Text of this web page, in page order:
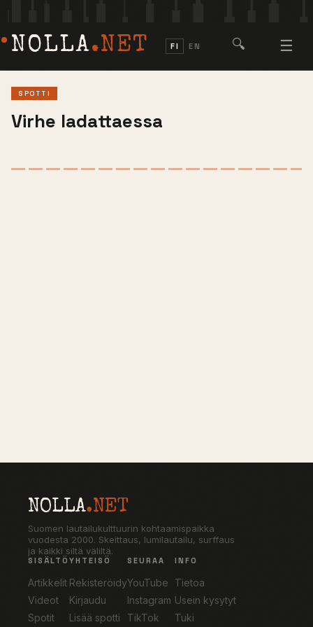
NOLLA.NET FI EN 🔍 ☰
SPOTTI
Virhe ladattaessa
NOLLA.NET
Suomen lautailukulttuurin kohtaamispaikka
vuodesta 2000. Skeittaus, lumilautailu, surffaus
ja kaikki siltä väliltä.
SISÄLTÖ
Artikkelit
Videot
Spotit
YHTEISÖ
Rekisteröidy
Kirjaudu
Lisää spotti
SEURAA
YouTube
Instagram
TikTok
INFO
Tietoa
Usein kysytyt
Tuki